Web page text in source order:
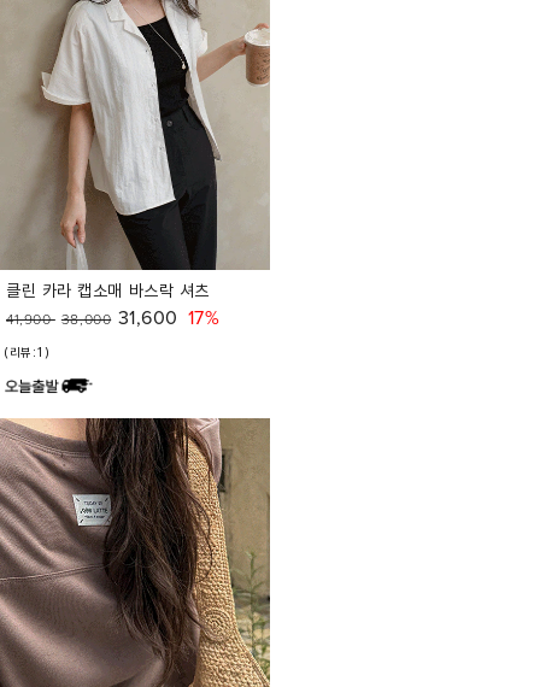
클린 카라 캡소매 바스락 셔츠
41,900 38,000 31,600 17%
(리뷰:1)